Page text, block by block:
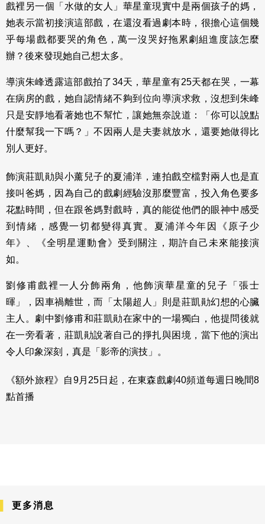
戲裡另一個「水做的女人」華星童現實中是兩個孩子的媽，
她表示當初接演這部戲，在還沒看過劇本時，很擔心這個幾
乎每場戲都要哭的角色，萬一沒哭好拖累劇組進度該怎麼
辦？後來發現她自己想太多。
導演朱峰透露這部戲拍了34天，華星童有25天都在哭，一幕
在病房的戲，她自認情緒不夠到位向導演求救，沒想到朱峰
只是安靜地看著她也不幫忙，讓她無奈說道：「你可以說點
什麼幫我一下嗎？」不因兩人是夫妻就放水，還要她做得比
別人更好。
飾演莊凱勛與小薰兒子的夏浦洋，連拍戲空檔對兩人也是直
接叫爸媽，因為自己的戲劇經驗沒那麼豐富，投入角色要多
花點時間，但在跟爸媽對戲時，真的能從他們的眼神中感受
到情緒，感覺一切都變得真實。夏浦洋今年因《原子少
年》、《全明星運動會》受到關注，期許自己未來能接演
如。
劉修甫戲裡一人分飾兩角，他飾演華星童的兒子「張士
暉」，因車禍離世，而「太陽超人」則是莊凱勛幻想的心臟
主人。劇中劉修甫和莊凱勛在家中的一場獨白，他提問後就
在一旁看著，莊凱勛說著自己的掙扎與困境，當下他的演出
令人印象深刻，真是「影帝的演技」。
《額外旅程》自9月25日起，在東森戲劇40頻道每週日晚間8
點首播
更多消息